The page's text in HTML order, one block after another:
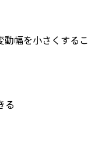
幅を小さくするこ
る